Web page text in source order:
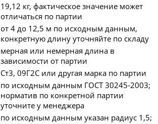
19,12 кг, фактическое значение может
отличаться по партии
от 4 до 12,5 м по исходным данным,
конкретную длину уточняйте по складу
мерная или немерная длина в
зависимости от партии
Ст3, 09Г2С или другая марка по партии
по исходным данным ГОСТ 30245-2003;
норматив по конкретной партии
уточните у менеджера
по исходным данным указан радиус 1,5;